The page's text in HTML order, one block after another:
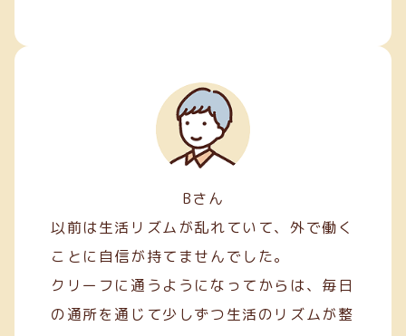
Bさん
以前は生活リズムが乱れていて、外で働く
ことに自信が持てませんでした。
クリーフに通うようになってからは、毎日
の通所を通じて少しずつ生活のリズムが整